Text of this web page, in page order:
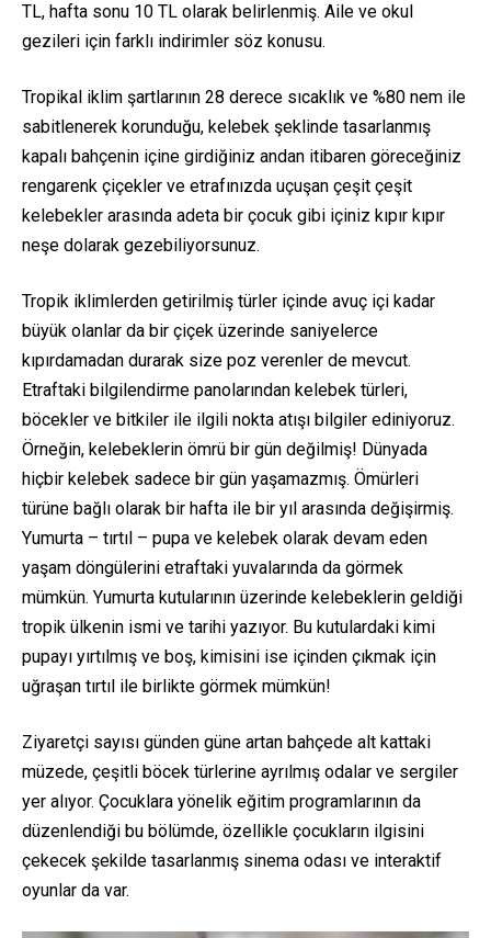
TL, hafta sonu 10 TL olarak belirlenmiş. Aile ve okul
gezileri için farklı indirimler söz konusu.
Tropikal iklim şartlarının 28 derece sıcaklık ve %80 nem ile
sabitlenerek korunduğu, kelebek şeklinde tasarlanmış
kapalı bahçenin içine girdiğiniz andan itibaren göreceğiniz
rengarenk çiçekler ve etrafınızda uçuşan çeşit çeşit
kelebekler arasında adeta bir çocuk gibi içiniz kıpır kıpır
neşe dolarak gezebiliyorsunuz.
Tropik iklimlerden getirilmiş türler içinde avuç içi kadar
büyük olanlar da bir çiçek üzerinde saniyelerce
kıpırdamadan durarak size poz verenler de mevcut.
Etraftaki bilgilendirme panolarından kelebek türleri,
böcekler ve bitkiler ile ilgili nokta atışı bilgiler ediniyoruz.
Örneğin, kelebeklerin ömrü bir gün değilmiş! Dünyada
hiçbir kelebek sadece bir gün yaşamazmış. Ömürleri
türüne bağlı olarak bir hafta ile bir yıl arasında değişirmiş.
Yumurta – tırtıl – pupa ve kelebek olarak devam eden
yaşam döngülerini etraftaki yuvalarında da görmek
mümkün. Yumurta kutularının üzerinde kelebeklerin geldiği
tropik ülkenin ismi ve tarihi yazıyor. Bu kutulardaki kimi
pupayı yırtılmış ve boş, kimisini ise içinden çıkmak için
uğraşan tırtıl ile birlikte görmek mümkün!
Ziyaretçi sayısı günden güne artan bahçede alt kattaki
müzede, çeşitli böcek türlerine ayrılmış odalar ve sergiler
yer alıyor. Çocuklara yönelik eğitim programlarının da
düzenlendiği bu bölümde, özellikle çocukların ilgisini
çekecek şekilde tasarlanmış sinema odası ve interaktif
oyunlar da var.